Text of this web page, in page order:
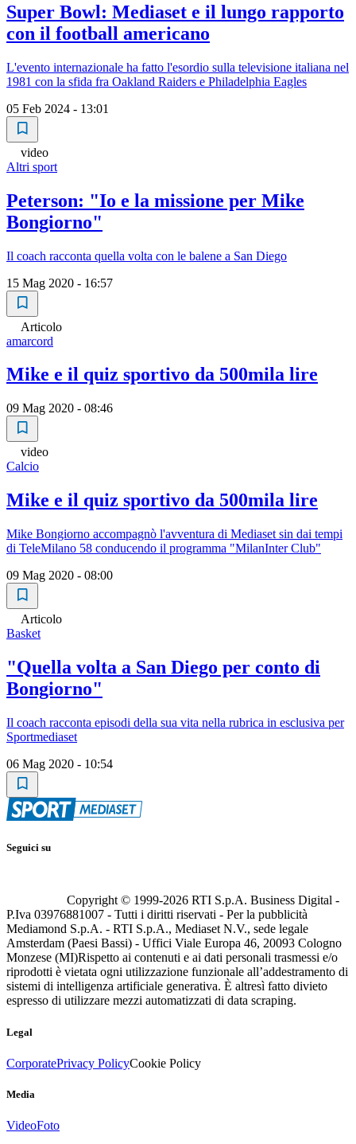
Super Bowl: Mediaset e il lungo rapporto
con il football americano
L'evento internazionale ha fatto l'esordio sulla televisione italiana nel
1981 con la sfida fra Oakland Raiders e Philadelphia Eagles
05 Feb 2024 - 13:01
video
Altri sport
Peterson: "Io e la missione per Mike
Bongiorno"
Il coach racconta quella volta con le balene a San Diego
15 Mag 2020 - 16:57
Articolo
amarcord
Mike e il quiz sportivo da 500mila lire
09 Mag 2020 - 08:46
video
Calcio
Mike e il quiz sportivo da 500mila lire
Mike Bongiorno accompagnò l'avventura di Mediaset sin dai tempi
di TeleMilano 58 conducendo il programma "MilanInter Club"
09 Mag 2020 - 08:00
Articolo
Basket
"Quella volta a San Diego per conto di
Bongiorno"
Il coach racconta episodi della sua vita nella rubrica in esclusiva per
Sportmediaset
06 Mag 2020 - 10:54
Seguici su
Copyright © 1999-2026 RTI S.p.A. Business Digital -
P.Iva 03976881007 - Tutti i diritti riservati - Per la pubblicità
Mediamond S.p.A. - RTI S.p.A., Mediaset N.V., sede legale
Amsterdam (Paesi Bassi) - Uffici Viale Europa 46, 20093 Cologno
Monzese (MI)Rispetto ai contenuti e ai dati personali trasmessi e/o
riprodotti è vietata ogni utilizzazione funzionale all’addestramento di
sistemi di intelligenza artificiale generativa. È altresì fatto divieto
espresso di utilizzare mezzi automatizzati di data scraping.
Legal
CorporatePrivacy PolicyCookie Policy
Media
VideoFoto